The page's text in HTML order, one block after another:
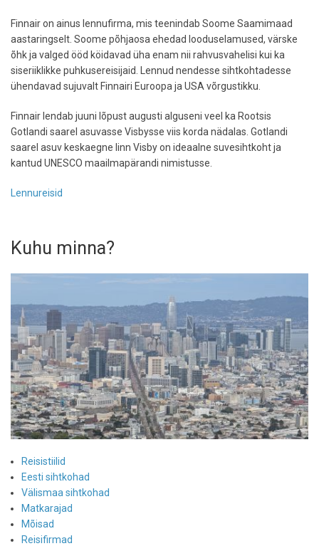
Finnair on ainus lennufirma, mis teenindab Soome Saamimaad
aastaringselt. Soome põhjaosa ehedad looduselamused, värske
õhk ja valged ööd köidavad üha enam nii rahvusvahelisi kui ka
siseriiklikke puhkusereisijaid. Lennud nendesse sihtkohtadesse
ühendavad sujuvalt Finnairi Euroopa ja USA võrgustikku.
Finnair lendab juuni lõpust augusti alguseni veel ka Rootsis
Gotlandi saarel asuvasse Visbysse viis korda nädalas. Gotlandi
saarel asuv keskaegne linn Visby on ideaalne suvesihtkoht ja
kantud UNESCO maailmapärandi nimistusse.
Lennureisid
Kuhu minna?
Reisistiilid
Eesti sihtkohad
Välismaa sihtkohad
Matkarajad
Mõisad
Reisifirmad